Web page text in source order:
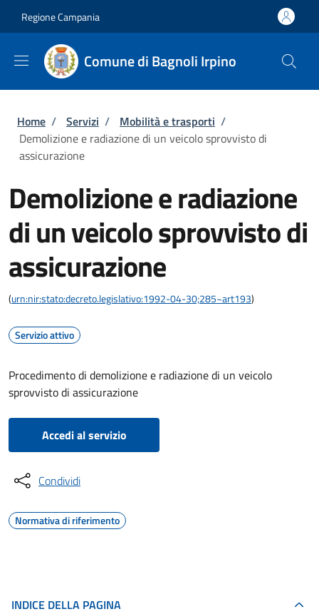
Regione Campania
Comune di Bagnoli Irpino
Briciole di pane
Home / Servizi / Mobilità e trasporti /
Demolizione e radiazione di un veicolo sprovvisto di
assicurazione
Demolizione e radiazione
di un veicolo sprovvisto di
assicurazione
(urn:nir:stato:decreto.legislativo:1992-04-30;285~art193)
Servizio attivo
Procedimento di demolizione e radiazione di un veicolo
sprovvisto di assicurazione
Accedi al servizio
Condividi
Normativa di riferimento
INDICE DELLA PAGINA